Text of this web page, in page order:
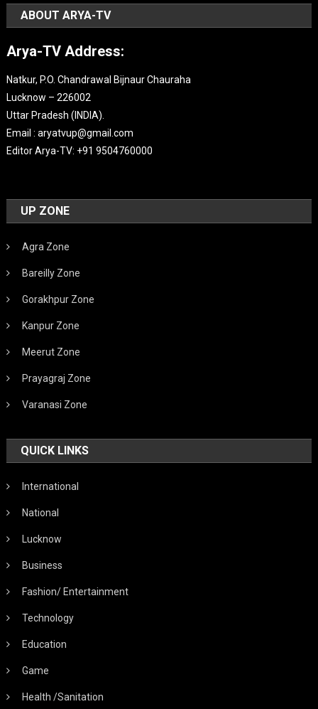
ABOUT ARYA-TV
Arya-TV Address:
Natkur, P.O. Chandrawal Bijnaur Chauraha
Lucknow – 226002
Uttar Pradesh (INDIA).
Email : aryatvup@gmail.com
Editor Arya-TV: +91 9504760000
UP ZONE
Agra Zone
Bareilly Zone
Gorakhpur Zone
Kanpur Zone
Meerut Zone
Prayagraj Zone
Varanasi Zone
QUICK LINKS
International
National
Lucknow
Business
Fashion/ Entertainment
Technology
Education
Game
Health /Sanitation